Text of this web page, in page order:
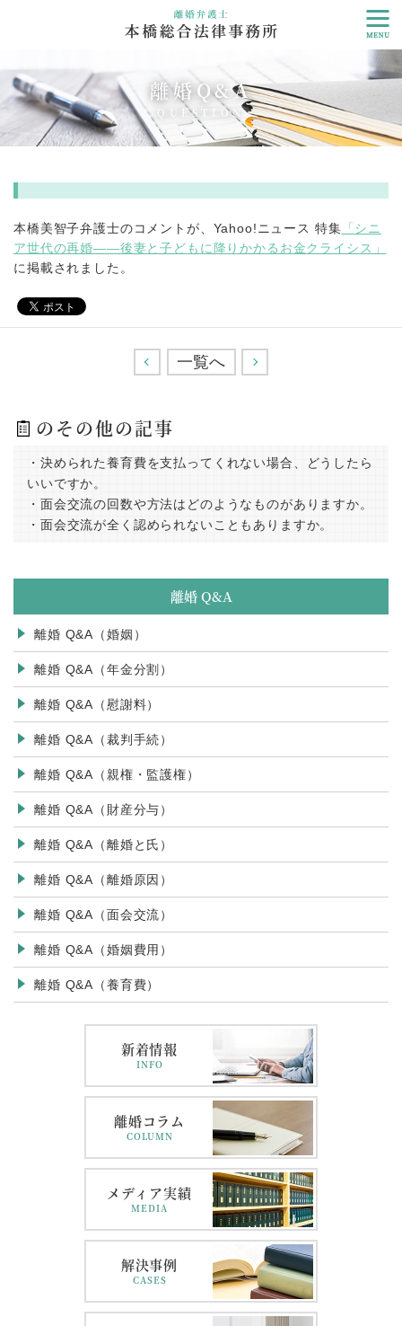
離婚Q&A
QUESTION
本橋美智子弁護士のコメントが、Yahoo!ニュース 特集 「シニ
ア世代の再婚――後妻と子どもに降りかかるお金クライシス」
に掲載されました。
<一覧へ
のその他の記事
・決められた養育費を支払ってくれない場合、どうしたら
いいですか。
・面会交流の回数や方法はどのようなものがありますか。
・面会交流が全く認められないこともありますか。
離婚 Q&A
離婚 Q&A（婚姻）
離婚 Q&A（年金分割）
離婚 Q&A（慰謝料）
離婚 Q&A（裁判手続）
離婚 Q&A（親権・監護権）
離婚 Q&A（財産分与）
離婚 Q&A（離婚と氏）
離婚 Q&A（離婚原因）
離婚 Q&A（面会交流）
離婚 Q&A（婚姻費用）
離婚 Q&A（養育費）
新着情報
INFO
離婚コラム
COLUMN
メディア実績
MEDIA
解決事例
CASES